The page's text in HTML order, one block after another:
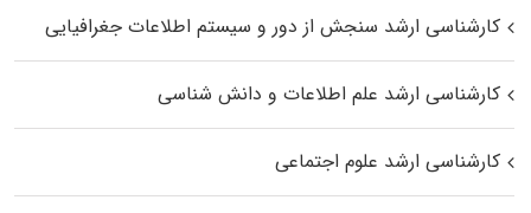
کارشناسی ارشد سنجش از دور و سیستم اطلاعات جغرافیایی
کارشناسی ارشد علم اطلاعات و دانش شناسی
کارشناسی ارشد علوم اجتماعی